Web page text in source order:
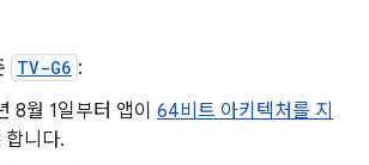
TV-G6 :
8월 1일부터 앱이 64비트 아키텍처를 지
합니다.